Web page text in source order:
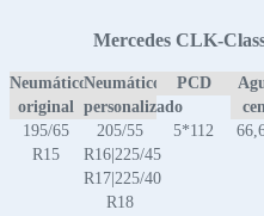
Mercedes CLK-
Neumático
original
Neumático
personalizado
PCD
195/65
R15
205/55
R16|225/45
R17|225/40
R18
5*112